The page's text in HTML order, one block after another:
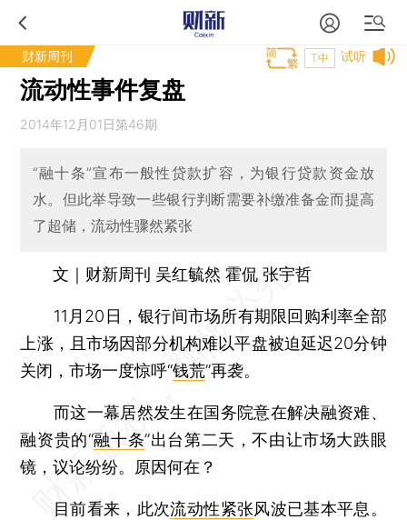
财新周刊 试听
T中
流动性事件复盘
2014年12月01日第46期
“融十条”宣布一般性贷款扩容，为银行贷款资金放
水。但此举导致一些银行判断需要补缴准备金而提高
了超储，流动性骤然紧张
文｜财新周刊 吴红毓然 霍侃 张宇哲
11月20日，银行间市场所有期限回购利率全部
上涨，且市场因部分机构难以平盘被迫延迟20分钟
关闭，市场一度惊呼“钱荒”再袭。
而这一幕居然发生在国务院意在解决融资难、
融资贵的“融十条”出台第二天，不由让市场大跌眼
镜，议论纷纷。原因何在？
目前看来，此次流动性紧张风波已基本平息。